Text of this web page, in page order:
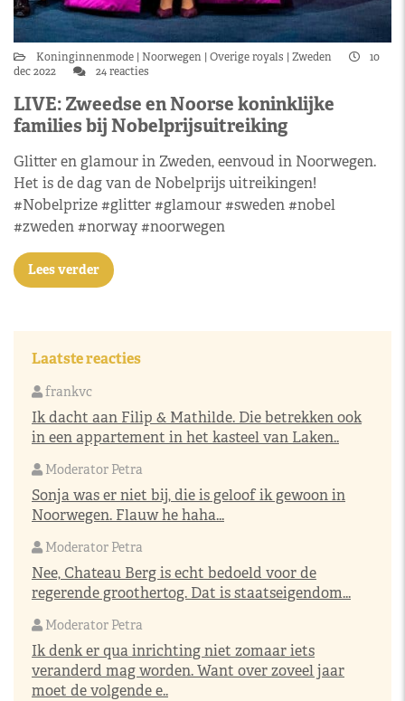
Koninginnenmode Noorwegen Overige royals Zweden
10
dec 2022
24 reacties
LIVE: Zweedse en Noorse koninklijke
families bij Nobelprijsuitreiking
Glitter en glamour in Zweden, eenvoud in Noorwegen.
Het is de dag van de Nobelprijs uitreikingen!
#Nobelprize #glitter #glamour #sweden #nobel
#zweden #norway #noorwegen
Lees verder
Laatste reacties
frankvc
Ik dacht aan Filip & Mathilde. Die betrekken ook
in een appartement in het kasteel van Laken..
Moderator Petra
Sonja was er niet bij, die is geloof ik gewoon in
Noorwegen. Flauw he haha...
Moderator Petra
Nee, Chateau Berg is echt bedoeld voor de
regerende groothertog. Dat is staatseigendom...
Moderator Petra
Ik denk er qua inrichting niet zomaar iets
veranderd mag worden. Want over zoveel jaar
moet de volgende e..